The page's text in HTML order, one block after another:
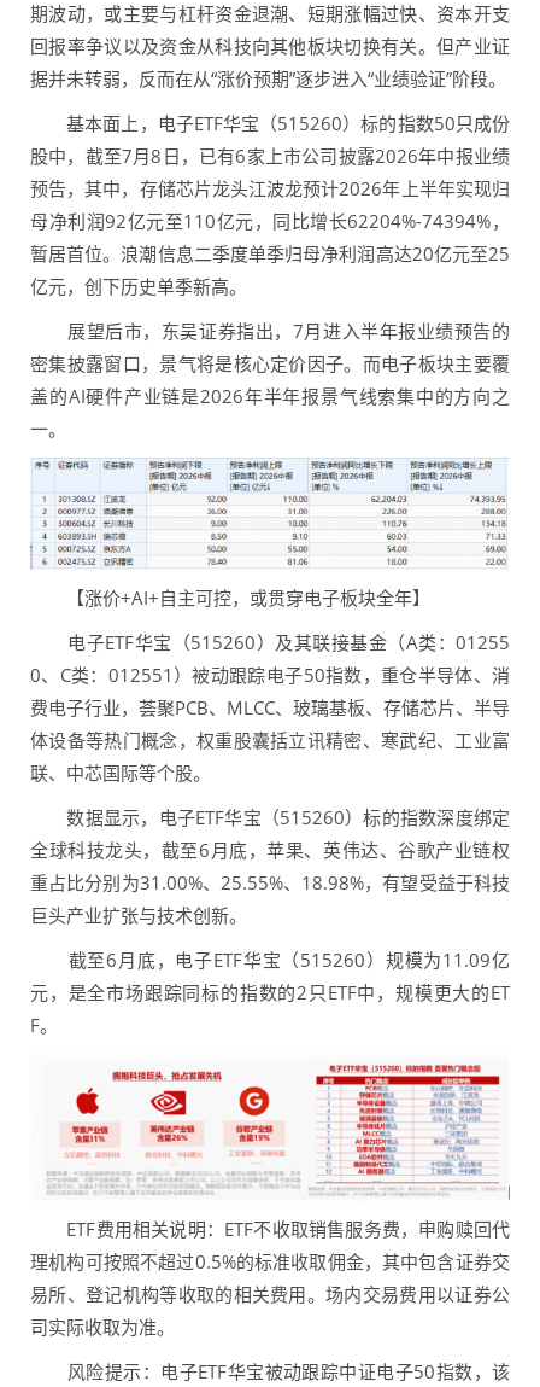
期波动，或主要与杠杆资金退潮、短期涨幅过快、资本开支
回报率争议以及资金从科技向其他板块切换有关。但产业证
据并未转弱，反而在从“涨价预期”逐步进入“业绩验证”阶段。
基本面上，电子ETF华宝（515260）标的指数50只成份
股中，截至7月8日，已有6家上市公司披露2026年中报业绩
预告，其中，存储芯片龙头江波龙预计2026年上半年实现归
母净利润92亿元至110亿元，同比增长62204%-74394%，
暂居首位。浪潮信息二季度单季归母净利润高达20亿元至25
亿元，创下历史单季新高。
展望后市，东吴证券指出，7月进入半年报业绩预告的
密集披露窗口，景气将是核心定价因子。而电子板块主要覆
盖的AI硬件产业链是2026年半年报景气线索集中的方向之
一。
【涨价+AI+自主可控，或贯穿电子板块全年】
电子ETF华宝（515260）及其联接基金（A类：01255
0、C类：012551）被动跟踪电子50指数，重仓半导体、消
费电子行业，荟聚PCB、MLCC、玻璃基板、存储芯片、半导
体设备等热门概念，权重股囊括立讯精密、寒武纪、工业富
联、中芯国际等个股。
数据显示，电子ETF华宝（515260）标的指数深度绑定
全球科技龙头，截至6月底，苹果、英伟达、谷歌产业链权
重占比分别为31.00%、25.55%、18.98%，有望受益于科技
巨头产业扩张与技术创新。
截至6月底，电子ETF华宝（515260）规模为11.09亿
元，是全市场跟踪同标的指数的2只ETF中，规模更大的ET
F。
ETF费用相关说明：ETF不收取销售服务费，申购赎回代
理机构可按照不超过0.5%的标准收取佣金，其中包含证券交
易所、登记机构等收取的相关费用。场内交易费用以证券公
司实际收取为准。
风险提示：电子ETF华宝被动跟踪中证电子50指数，该